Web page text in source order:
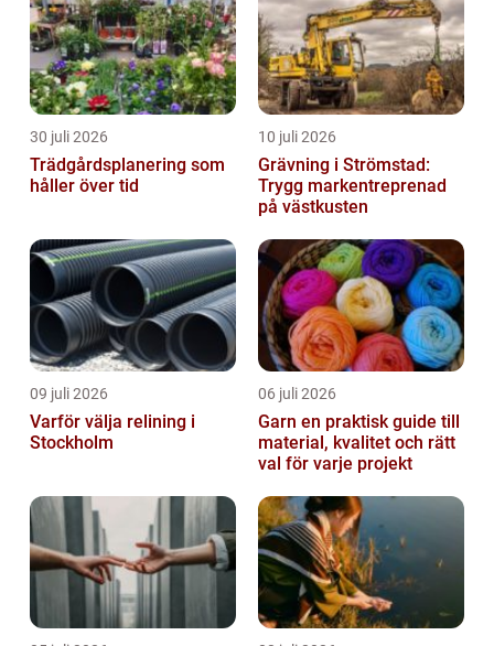
Pudu, är...
30 juli 2026
Trädgårdsplanering som
håller över tid
10 juli 2026
Grävning i Strömstad:
Trygg markentreprenad
på västkusten
09 juli 2026
Varför välja relining i
Stockholm
06 juli 2026
Garn en praktisk guide till
material, kvalitet och rätt
val för varje projekt